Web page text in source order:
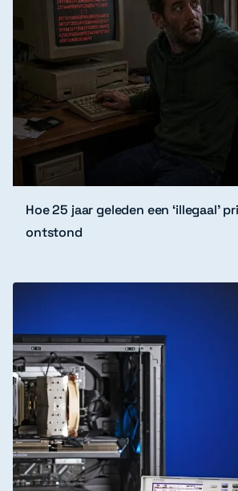
Hoe 25 jaar geleden een ‘illegaal’
ontstond